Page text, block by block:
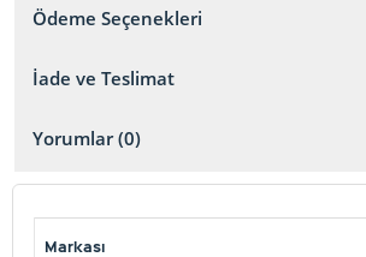
Ödeme Seçenekleri
İade ve Teslimat
Yorumlar (0)
Markası